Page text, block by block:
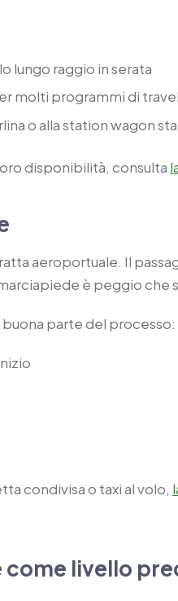
lungo raggio in serata
molti programmi di
o alla station wagon
disponibilità, consulta
aeroportuale. Il
è peggio
parte del processo:
condivisa o taxi al volo,
livello